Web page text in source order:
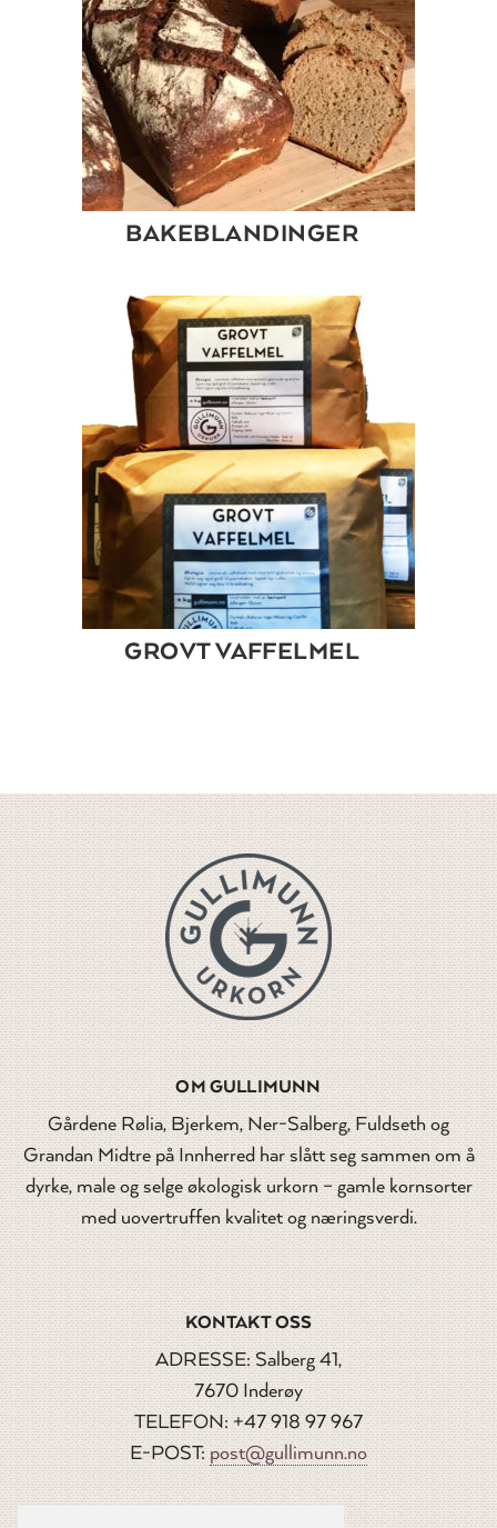
BAKEBLANDINGER
GROVT VAFFELMEL
OM GULLIMUNN
Gårdene Rølia, Bjerkem, Ner-Salberg, Fuldseth og
Grandan Midtre på Innherred har slått seg sammen om å
dyrke, male og selge økologisk urkorn – gamle kornsorter
med uovertruffen kvalitet og næringsverdi.
KONTAKT OSS
ADRESSE: Salberg 41,
7670 Inderøy
TELEFON: +47 918 97 967
E-POST:post@gullimunn.no